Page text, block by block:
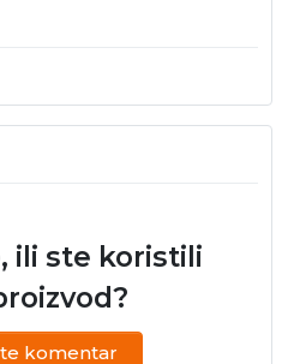
ili ste koristili
komentar